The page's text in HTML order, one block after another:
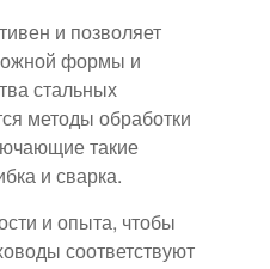
и позволяет
формы и
стальных
методы обработки
такие
и сварка.
и опыта, чтобы
соответствуют